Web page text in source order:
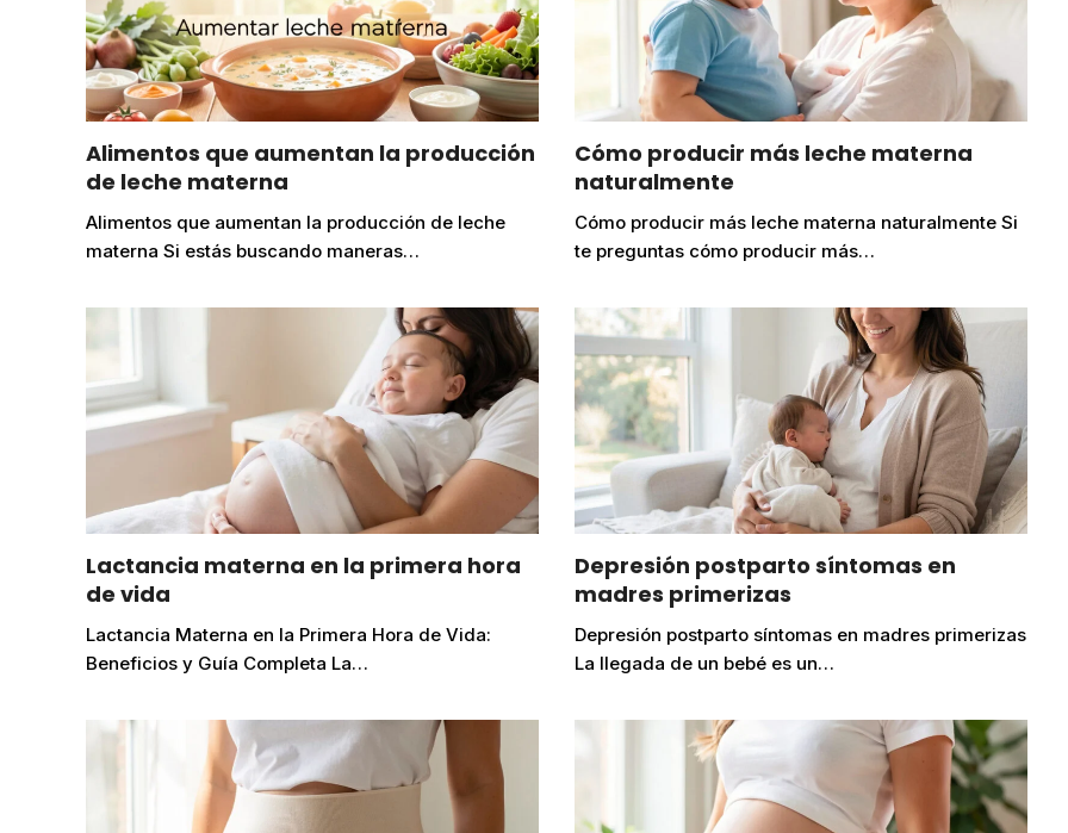
Alimentos que aumentan la producción
de leche materna
Alimentos que aumentan la producción de leche
materna Si estás buscando maneras…
Cómo producir más leche materna
naturalmente
Cómo producir más leche materna naturalmente Si
te preguntas cómo producir más…
Lactancia materna en la primera hora
de vida
Lactancia Materna en la Primera Hora de Vida:
Beneficios y Guía Completa La…
Depresión postparto síntomas en
madres primerizas
Depresión postparto síntomas en madres primerizas
La llegada de un bebé es un…